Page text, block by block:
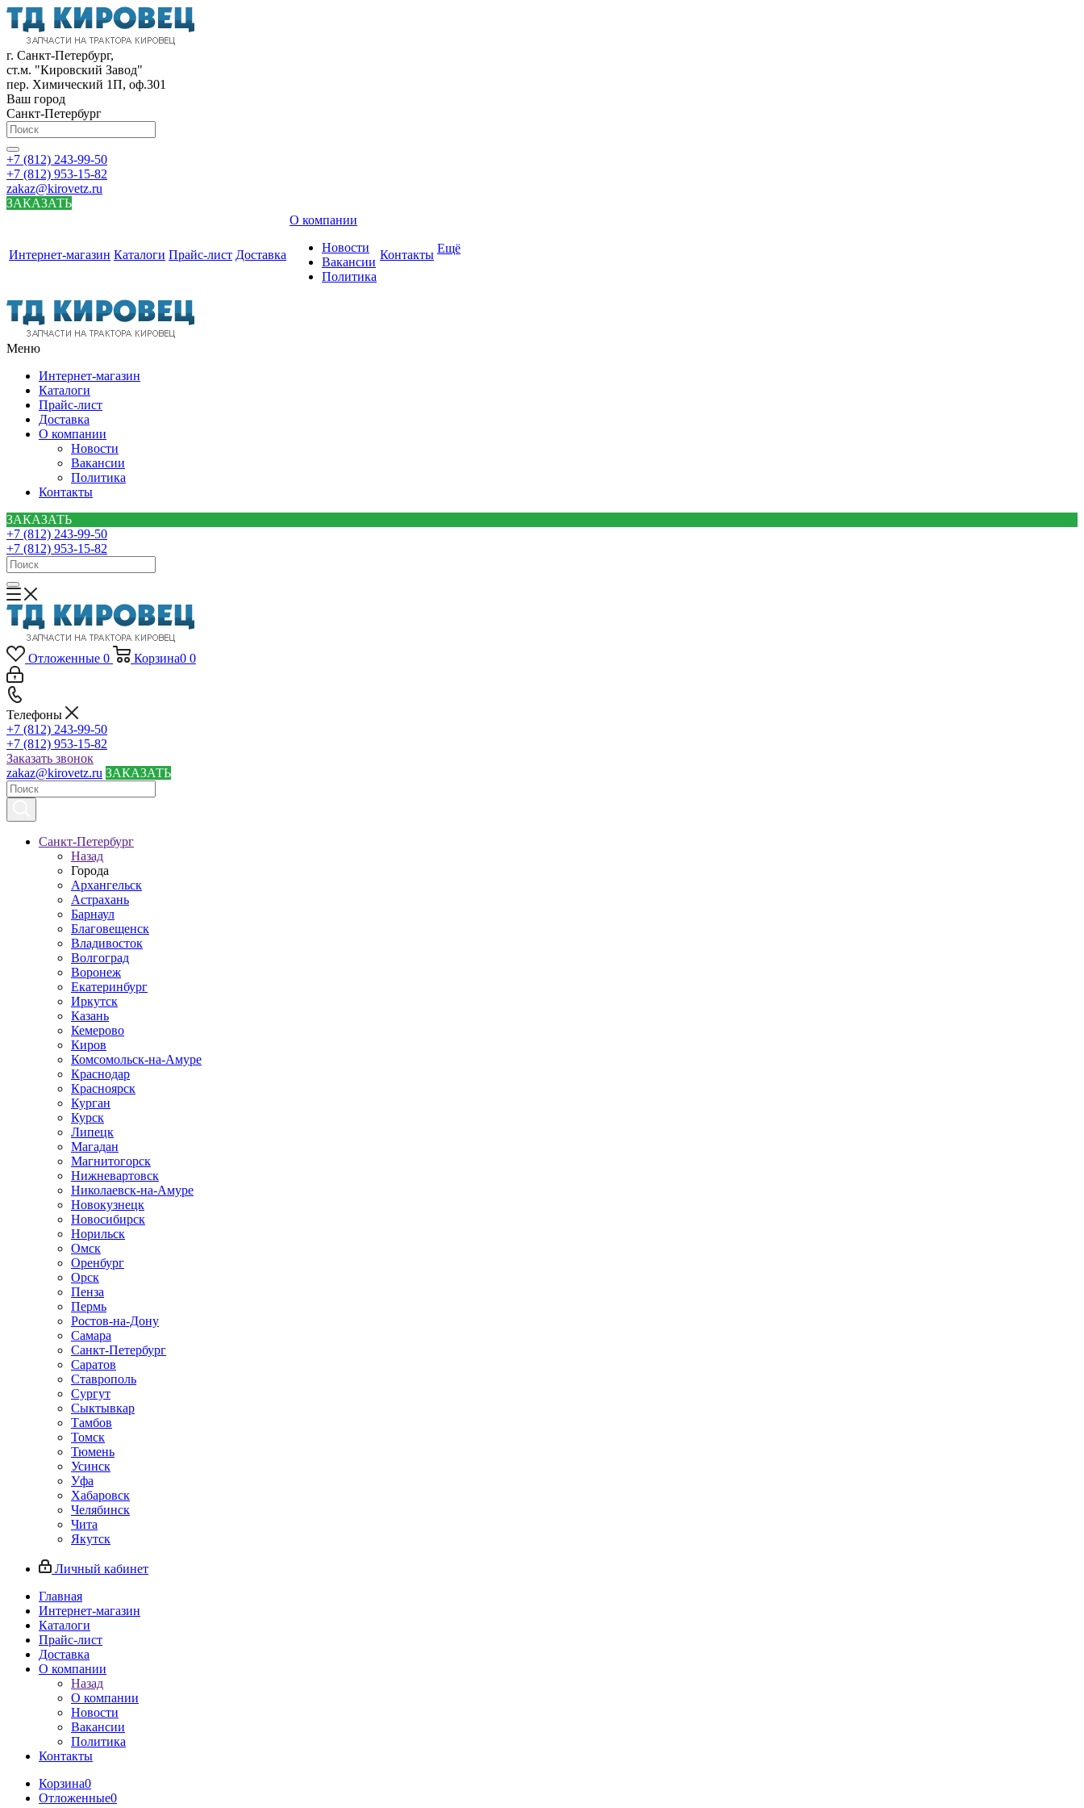
г. Санкт-Петербург,
ст.м. "Кировский Завод"
пер. Химический 1П, оф.301
Ваш город
Санкт-Петербург
+7 (812) 243-99-50
+7 (812) 953-15-82
zakaz@kirovetz.ru
ЗАКАЗАТЬ
Интернет-магазин Каталоги Прайс-лист Доставка
О компании
Новости
Вакансии
Политика
Контакты Ещё
Меню
Интернет-магазин
Каталоги
Прайс-лист
Доставка
О компании
Новости
Вакансии
Политика
Контакты
ЗАКАЗАТЬ
+7 (812) 243-99-50
+7 (812) 953-15-82
Отложенные 0 Корзина0 0
Телефоны
+7 (812) 243-99-50
+7 (812) 953-15-82
Заказать звонок
zakaz@kirovetz.ru ЗАКАЗАТЬ
Санкт-Петербург
Назад
Города
Архангельск
Астрахань
Барнаул
Благовещенск
Владивосток
Волгоград
Воронеж
Екатеринбург
Иркутск
Казань
Кемерово
Киров
Комсомольск-на-Амуре
Краснодар
Красноярск
Курган
Курск
Липецк
Магадан
Магнитогорск
Нижневартовск
Николаевск-на-Амуре
Новокузнецк
Новосибирск
Норильск
Омск
Оренбург
Орск
Пенза
Пермь
Ростов-на-Дону
Самара
Санкт-Петербург
Саратов
Ставрополь
Сургут
Сыктывкар
Тамбов
Томск
Тюмень
Усинск
Уфа
Хабаровск
Челябинск
Чита
Якутск
Личный кабинет
Главная
Интернет-магазин
Каталоги
Прайс-лист
Доставка
О компании
Назад
О компании
Новости
Вакансии
Политика
Контакты
Корзина0
Отложенные0